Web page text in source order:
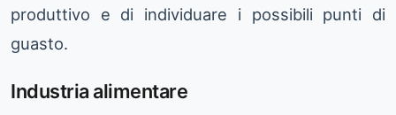
produttivo e di individuare i possibili punti di
guasto.
Industria alimentare